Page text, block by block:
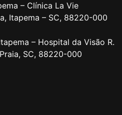
– Clínica La Vie
Itapema – SC, 88220-000
– Hospital da Visão R.
SC, 88220-000